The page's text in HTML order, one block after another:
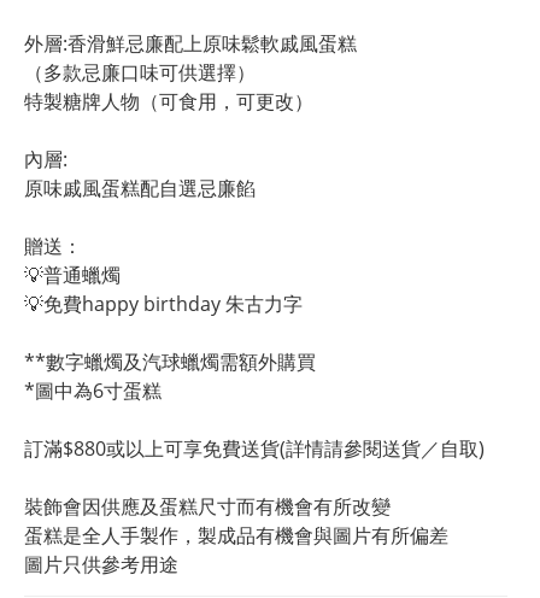
外層:香滑鮮忌廉配上原味鬆軟戚風蛋糕
（多款忌廉口味可供選擇）
特製糖牌人物（可食用，可更改）
內層:
原味戚風蛋糕配自選忌廉餡
贈送：
💡普通蠟燭
💡免費happy birthday 朱古力字
**數字蠟燭及汽球蠟燭需額外購買
*圖中為6寸蛋糕
訂滿$880或以上可享免費送貨(詳情請參閱送貨／自取)
裝飾會因供應及蛋糕尺寸而有機會有所改變
蛋糕是全人手製作，製成品有機會與圖片有所偏差
圖片只供參考用途